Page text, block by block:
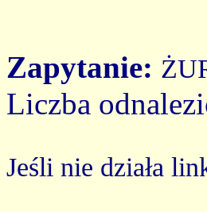
Zapytanie:
Liczba
Jeśli nie działa